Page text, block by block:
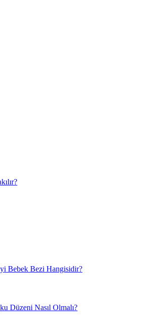
Bebek Bezi Hangisidir?
Düzeni Nasıl Olmalı?